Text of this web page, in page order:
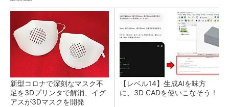
新型コロナで深刻なマスク不
足を3Dプリンタで解消、イグ
アスが3Dマスクを開発
【レベル14】生成AIを味方
に、3D CADを使いこなそう！